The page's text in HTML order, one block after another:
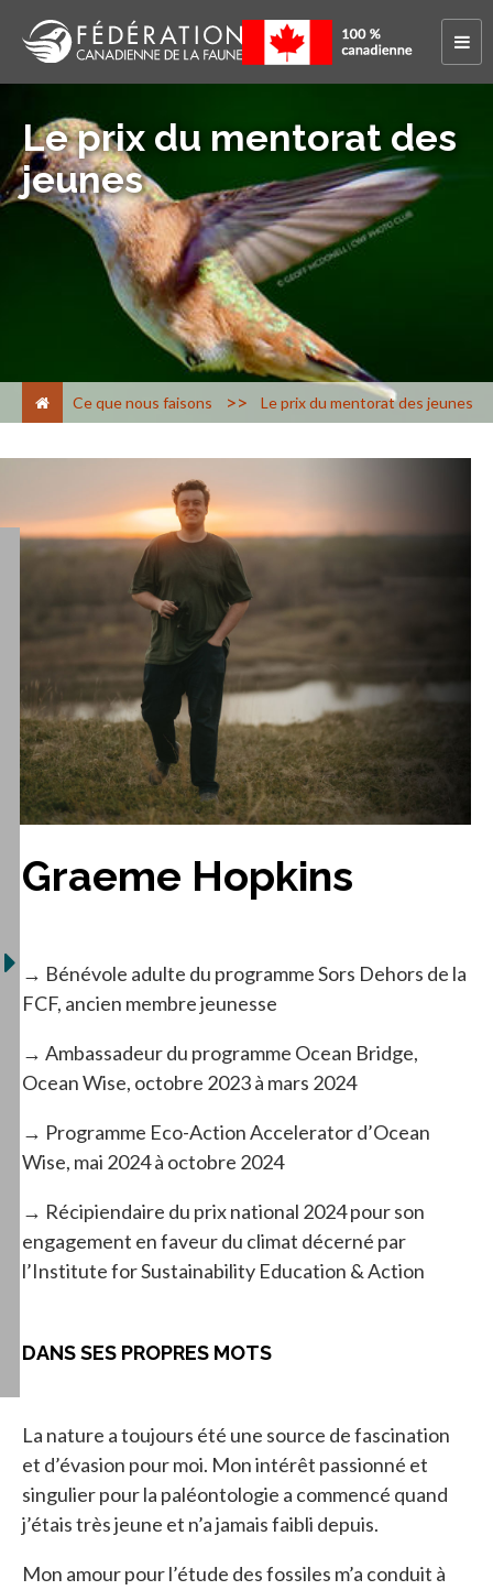
Le prix du mentorat des
jeunes
Ce que nous faisons > Le prix du mentorat des jeunes
Graeme Hopkins
→ Bénévole adulte du programme Sors Dehors de la
FCF, ancien membre jeunesse
→ Ambassadeur du programme Ocean Bridge,
Ocean Wise, octobre 2023 à mars 2024
→ Programme Eco-Action Accelerator d’Ocean
Wise, mai 2024 à octobre 2024
→ Récipiendaire du prix national 2024 pour son
engagement en faveur du climat décerné par
l’Institute for Sustainability Education & Action
DANS SES PROPRES MOTS
La nature a toujours été une source de fascination
et d’évasion pour moi. Mon intérêt passionné et
singulier pour la paléontologie a commencé quand
j’étais très jeune et n’a jamais faibli depuis.
Mon amour pour l’étude des fossiles m’a conduit à